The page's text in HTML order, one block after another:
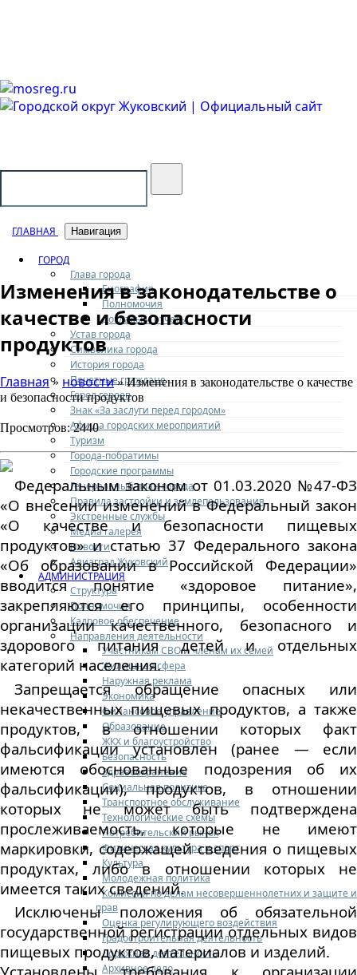
ГЛАВНАЯ Навигация
ГОРОД
Глава города
Биография
Полномочия
Доклады и отчеты
Устав города
Символика города
История города
Почетные граждане
Город героев
Знак «За заслуги перед городом»
Афиша городских мероприятий
Туризм
Города-побратимы
Городские программы
Генеральный план города
Правила застройки и землепользования
Экстренные службы
Медиа галерея
Новости
Авиаград Жуковский
АДМИНИСТРАЦИЯ
Структура
Полномочия
Кадровое обеспечение
Направления деятельности
Участникам СВО и членам их семей
Жилищная сфера
Наружная реклама
Экономика
Финансовое управление
Образование
ЖКХ и благоустройство
Безопасность
Здравоохранение
Социальная политика
Транспортное обслуживание
Технологические схемы
Потребительский рынок
Физическая культура и спорт
Культура
Молодежная политика
Комиссия по делам несовершеннолетних и защите
прав
Оценка регулирующего воздействия
Градостроительная деятельность
Дорожная деятельность
Архивное дело
Изменения в законодательстве о
качестве и безопасности
продуктов
Главная» новости» Изменения в законодательстве о качестве
и безопасности продуктов
Просмотров: 2440
Федеральным законом от 01.03.2020 №47-ФЗ
«О внесении изменений в Федеральный закон
«О качестве и безопасности пищевых
продуктов» и статью 37 Федерального закона
«Об образовании в Российской Федерации»
вводится понятие «здоровое питание»,
закрепляются его принципы, особенности
организации качественного, безопасного и
здорового питания детей и отдельных
категорий населения.
Запрещается обращение опасных или
некачественных пищевых продуктов, а также
продуктов, в отношении которых факт
фальсификации установлен (ранее — если
имеются обоснованные подозрения об их
фальсификации), продуктов, в отношении
которых не может быть подтверждена
прослеживаемость, которые не имеют
маркировки, содержащей сведения о пищевых
продуктах, либо в отношении которых не
имеется таких сведений.
Исключены положения об обязательной
государственной регистрации отдельных видов
пищевых продуктов, материалов и изделий.